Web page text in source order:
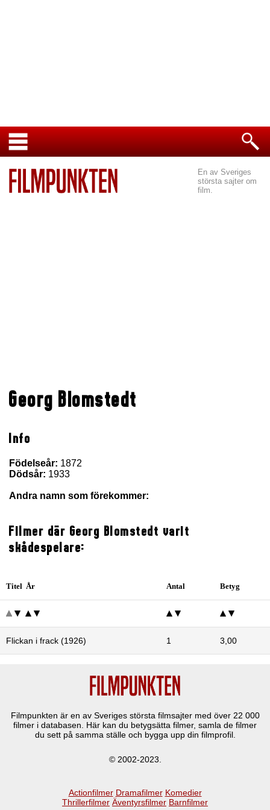
En av Sveriges
största sajter om
film.
Georg Blomstedt
Info
Födelseår: 1872
Dödsår: 1933
Andra namn som förekommer:
Filmer där Georg Blomstedt varit
skådespelare:
Titel År Antal Betyg
Flickan i frack (1926) 1 3,00
Filmpunkten är en av Sveriges största filmsajter med över 22 000
filmer i databasen. Här kan du betygsätta filmer, samla de filmer
du sett på samma ställe och bygga upp din filmprofil.
© 2002-2023.
Actionfilmer Dramafilmer Komedier
Thrillerfilmer Äventyrsfilmer Barnfilmer